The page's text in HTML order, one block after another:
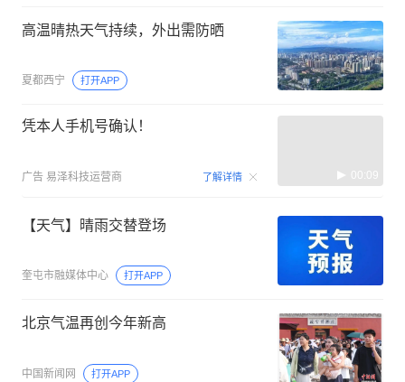
高温晴热天气持续，外出需防晒
夏都西宁 打开APP
凭本人手机号确认！
广告 易泽科技运营商 了解详情 00:09
【天气】晴雨交替登场
奎屯市融媒体中心 打开APP
北京气温再创今年新高
中国新闻网 打开APP